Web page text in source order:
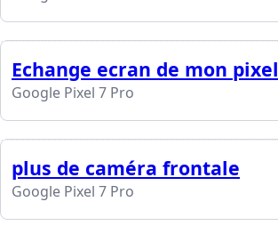
Echange ecran de mon pixel
Google Pixel 7 Pro
plus de caméra frontale
Google Pixel 7 Pro